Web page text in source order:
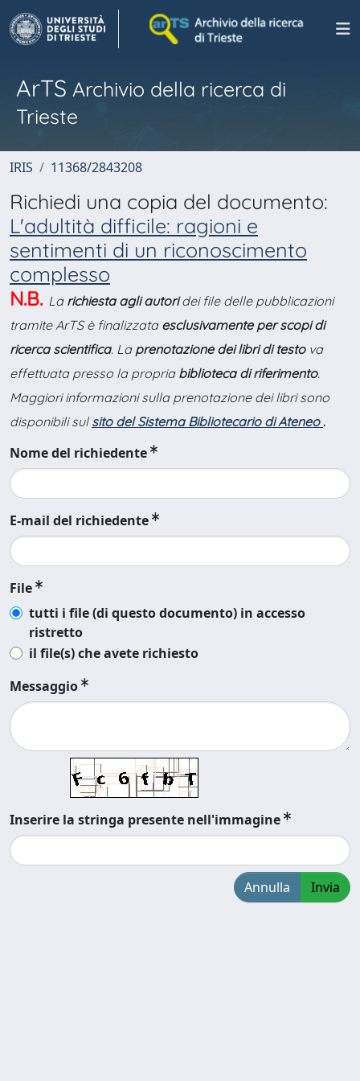
ArTS Archivio della ricerca di
Trieste
IRIS 11368/2843208
Richiedi una copia del documento:
L'adultità difficile: ragioni e
sentimenti di un riconoscimento
complesso
N.B. La richiesta agli autoridei file delle pubblicazioni
tramite ArTS è finalizzata esclusivamente per scopi di
ricerca scientifica. La prenotazione dei libri di testova
effettuata presso la propria biblioteca di riferimento.
Maggiori informazioni sulla prenotazione dei libri sono
disponibili sul sito del Sistema Bibliotecario di Ateneo .
Nome del richiedente
E-mail del richiedente
File
tutti i file (di questo documento) in accesso
ristretto
il file(s) che avete richiesto
Messaggio
Inserire la stringa presente nell'immagine
Annulla Invia